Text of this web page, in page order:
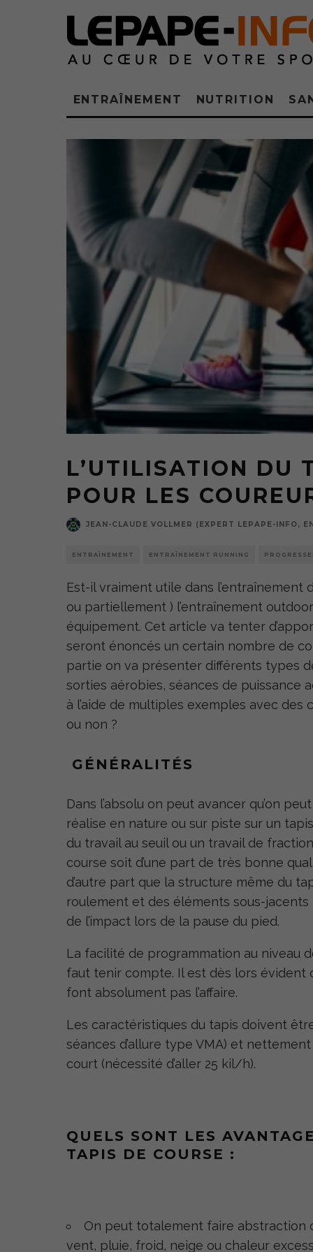
ENTRAÎNEMENT NUTRITION
L’UTILISATION DU
POUR LES
JEAN-CLAUDE VOLLMER (EXPERT LEPAPE-INFO,
ENTRAÎNEMENT ENTRAÎNEMENT RUNNING
Est-il vraiment utile dans
ou partiellement ) l’entraînement
équipement. Cet article va tenter
seront énoncés un certain nombre de
partie on va présenter différents types
sorties aérobies, séances de puissance
à l’aide de multiples exemples avec
ou non ?
GÉNÉRALITÉS
Dans l’absolu on peut avancer qu’on
réalise en nature ou sur piste sur un
du travail au seuil ou un travail de
course soit d’une part de très bonne
d’autre part que la structure même du
roulement et des éléments sous-
de l’impact lors de la pause du pied.
La facilité de programmation au niveau
faut tenir compte. Il est dès lors évident
font absolument pas l’affaire.
Les caractéristiques du tapis doivent
séances d’allure type VMA) et
court (nécessité d’aller 25 kil/h).
QUELS SONT LES
TAPIS DE COURSE :
On peut totalement faire abstraction
vent, pluie, froid, neige ou chaleur